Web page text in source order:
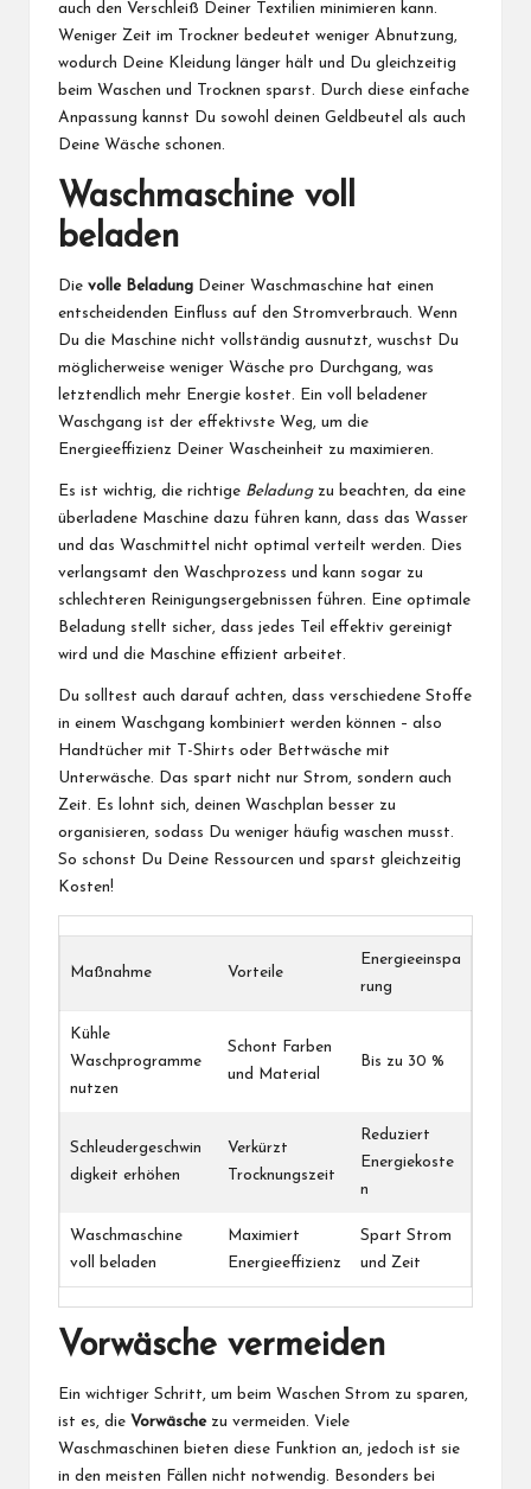
auch den Verschleiß Deiner Textilien minimieren kann.
Weniger Zeit im Trockner bedeutet weniger Abnutzung,
wodurch Deine Kleidung länger hält und Du gleichzeitig
beim Waschen und Trocknen sparst. Durch diese einfache
Anpassung kannst Du sowohl deinen Geldbeutel als auch
Deine Wäsche schonen.
Waschmaschine voll
beladen
Die volle Beladung Deiner Waschmaschine hat einen
entscheidenden Einfluss auf den Stromverbrauch. Wenn
Du die Maschine nicht vollständig ausnutzt, wuschst Du
möglicherweise weniger Wäsche pro Durchgang, was
letztendlich mehr Energie kostet. Ein voll beladener
Waschgang ist der effektivste Weg, um die
Energieeffizienz Deiner Wascheinheit zu maximieren.
Es ist wichtig, die richtige Beladungzu beachten, da eine
überladene Maschine dazu führen kann, dass das Wasser
und das Waschmittel nicht optimal verteilt werden. Dies
verlangsamt den Waschprozess und kann sogar zu
schlechteren Reinigungsergebnissen führen. Eine optimale
Beladung stellt sicher, dass jedes Teil effektiv gereinigt
wird und die Maschine effizient arbeitet.
Du solltest auch darauf achten, dass verschiedene Stoffe
in einem Waschgang kombiniert werden können – also
Handtücher mit T-Shirts oder Bettwäsche mit
Unterwäsche. Das spart nicht nur Strom, sondern auch
Zeit. Es lohnt sich, deinen Waschplan besser zu
organisieren, sodass Du weniger häufig waschen musst.
So schonst Du Deine Ressourcen und sparst gleichzeitig
Kosten!
Maßnahme Vorteile
Energieeinspa
rung
Kühle
Waschprogramme
nutzen
Schont Farben
und Material
Bis zu 30 %
Schleudergeschwin
digkeit erhöhen
Verkürzt
Trocknungszeit
Reduziert
Energiekoste
n
Waschmaschine
voll beladen
Maximiert
Energieeffizienz
Spart Strom
und Zeit
Vorwäsche vermeiden
Ein wichtiger Schritt, um beim Waschen Strom zu sparen,
ist es, die Vorwäschezu vermeiden. Viele
Waschmaschinen bieten diese Funktion an, jedoch ist sie
in den meisten Fällen nicht notwendig. Besonders bei